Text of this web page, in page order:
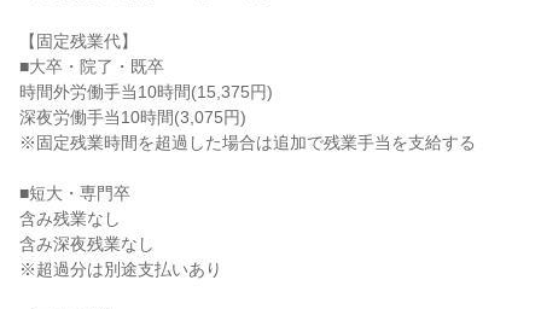
【固定残業代】
■大卒・院了・既卒
時間外労働手当10時間(15,375円)
深夜労働手当10時間(3,075円)
※固定残業時間を超過した場合は追加で残業手当を支給する
■短大・専門卒
含み残業なし
含み深夜残業なし
※超過分は別途支払いあり